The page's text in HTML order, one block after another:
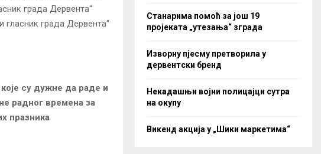
града Дервента“
гласник града Дервента“
су дужне да раде и
радног времена за
празника
Станарима помоћ за још 19
пројеката „утезања“ зграда
Изворну пјесму претворила у
дервентски бренд
Некадашњи војни полицајци сутра
на окупу
Викенд акција у „Шики маркетима“